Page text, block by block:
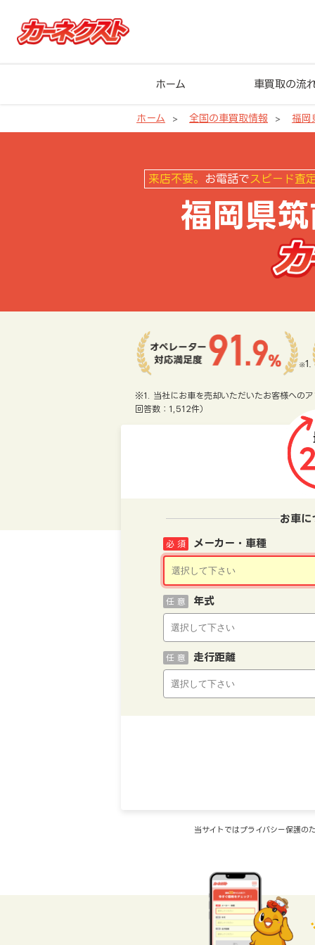
ホーム 車買取の流
ホーム 全国の車買取情報 福岡
来店不要。 お電話で スピード査
福岡県
※1. 当社にお車を売却いただいたお客様への
回答数：1,512件）
お車に
メーカー・車種
必 須
年式
任 意
走行距離
任 意
当サイトではプライバシー保護の